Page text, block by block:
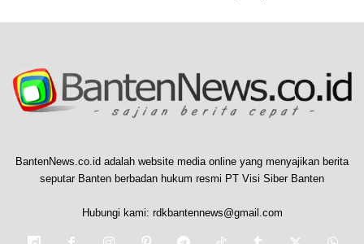
BantenNews.co.id adalah website media online yang menyajikan berita
seputar Banten berbadan hukum resmi PT Visi Siber Banten
Hubungi kami: rdkbantennews@gmail.com